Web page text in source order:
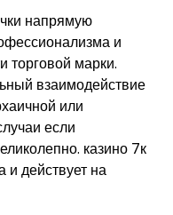
напрямую
и
торговой марки.
взаимодействие
или
если
казино 7к
и действует на